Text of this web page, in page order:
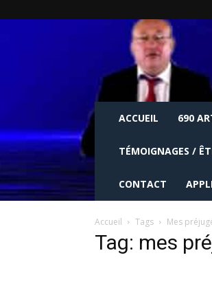
ACCUEIL 690
TÉMOIGNAGES /
CONTACT
Accueil Tags Mes
Tag: mes